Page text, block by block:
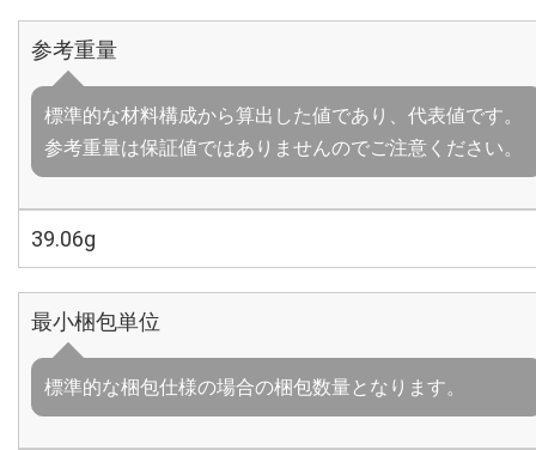
参考重量
標準的な材料構成から算出した値であり、代表値です。
参考重量は保証値ではありませんのでご注意ください。
39.06g
最小梱包単位
標準的な梱包仕様の場合の梱包数量となります。